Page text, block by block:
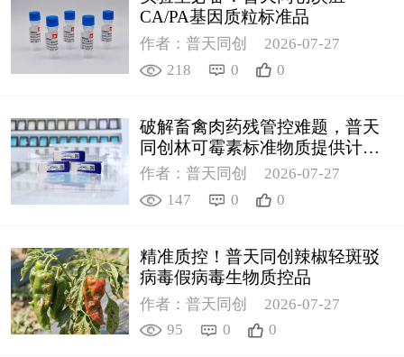
CA/PA基因质粒标准品
作者：普天同创
2026-07-27
218
0 0
破解畜禽肉药残管控难题，普天
同创林可霉素标准物质提供计量
支撑
作者：普天同创
2026-07-27
147
0 0
精准质控！普天同创辣椒轻斑驳
病毒假病毒生物质控品
作者：普天同创
2026-07-27
95
0 0